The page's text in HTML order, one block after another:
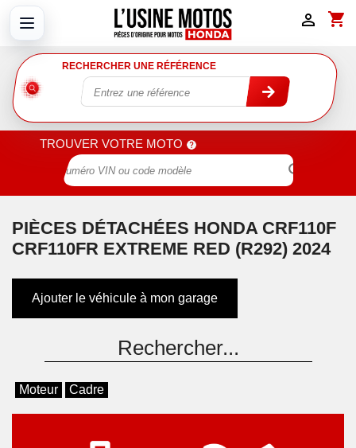
shopping_cart

RECHERCHER UNE RÉFÉRENCE
TROUVER VOTRE MOTO

PIÈCES DÉTACHÉES HONDA CRF110F
CRF110FR EXTREME RED (R292) 2024
Ajouter le véhicule à mon garage
Moteur Cadre